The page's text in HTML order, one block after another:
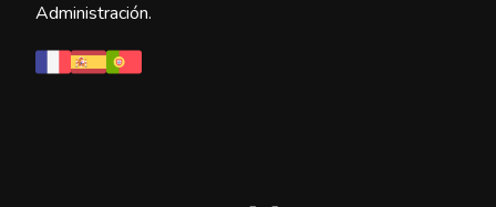
Administración.